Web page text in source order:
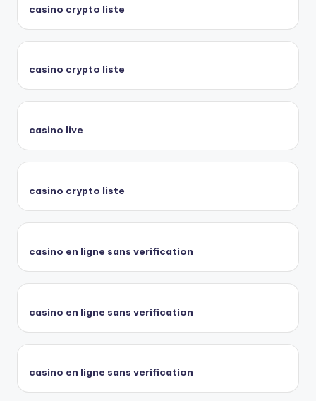
casino crypto liste
casino crypto liste
casino live
casino crypto liste
casino en ligne sans verification
casino en ligne sans verification
casino en ligne sans verification